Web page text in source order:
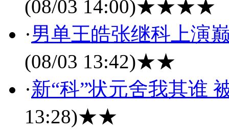
(08/03 14:00)★★★★
·男单王皓张继科上演
(08/03 13:42)★★
·新“科”状元舍我其谁
13:28)★★